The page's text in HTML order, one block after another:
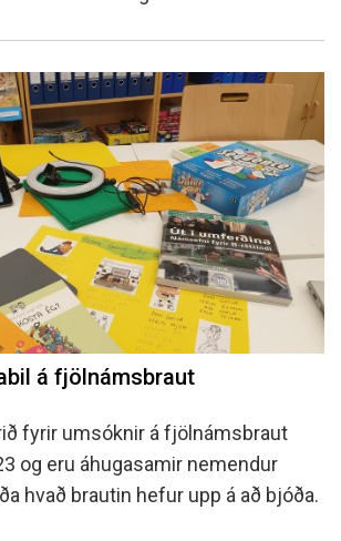
á fjölnámsbraut
fyrir umsóknir á fjölnámsbraut
og eru áhugasamir nemendur
hvað brautin hefur upp á að bjóða.